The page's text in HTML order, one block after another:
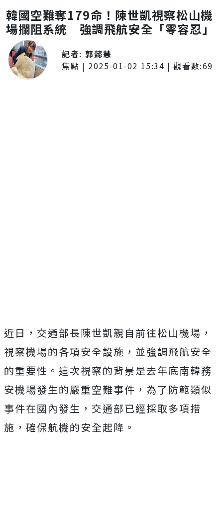
韓國空難奪179命！陳世凱視察松山機
場攔阻系統 強調飛航安全「零容忍」
記者:郭懿慧
焦點 | 2025-01-02 15:34 | 觀看數:69
近日，交通部長陳世凱親自前往松山機場，
視察機場的各項安全設施，並強調飛航安全
的重要性。這次視察的背景是去年底南韓務
安機場發生的嚴重空難事件，為了防範類似
事件在國內發生，交通部已經採取多項措
施，確保航機的安全起降。